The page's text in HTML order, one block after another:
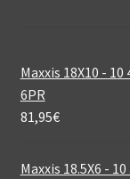
Maxxis 18X10 -
6PR
81,95€
Maxxis 18.5X6 -